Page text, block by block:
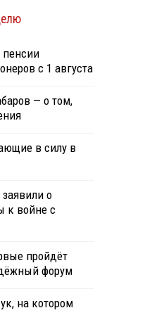
пенсии
с 1 августа
— о том,
в силу в
о
к войне с
пройдёт
форум
на котором